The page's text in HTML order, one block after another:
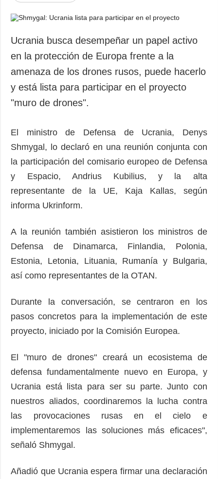
Ucrania busca desempeñar un papel activo
en la protección de Europa frente a la
amenaza de los drones rusos, puede hacerlo
y está lista para participar en el proyecto
"muro de drones".
El ministro de Defensa de Ucrania, Denys
Shmygal, lo declaró en una reunión conjunta con
la participación del comisario europeo de Defensa
y Espacio, Andrius Kubilius, y la alta
representante de la UE, Kaja Kallas, según
informa Ukrinform.
A la reunión también asistieron los ministros de
Defensa de Dinamarca, Finlandia, Polonia,
Estonia, Letonia, Lituania, Rumanía y Bulgaria,
así como representantes de la OTAN.
Durante la conversación, se centraron en los
pasos concretos para la implementación de este
proyecto, iniciado por la Comisión Europea.
El "muro de drones" creará un ecosistema de
defensa fundamentalmente nuevo en Europa, y
Ucrania está lista para ser su parte. Junto con
nuestros aliados, coordinaremos la lucha contra
las provocaciones rusas en el cielo e
implementaremos las soluciones más eficaces",
señaló Shmygal.
Añadió que Ucrania espera firmar una declaración